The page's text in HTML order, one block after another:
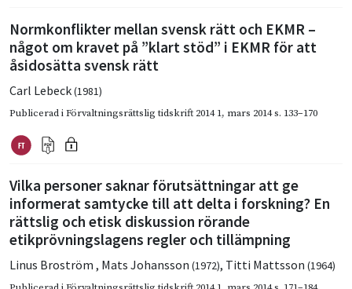
Normkonflikter mellan svensk rätt och EKMR –
något om kravet på ”klart stöd” i EKMR för att
åsidosätta svensk rätt
Carl Lebeck(1981)
Publicerad iFörvaltningsrättslig tidskrift 2014 1, mars 2014s. 133–170
Vilka personer saknar förutsättningar att ge
informerat samtycke till att delta i forskning? En
rättslig och etisk diskussion rörande
etikprövningslagens regler och tillämpning
Linus Broström , Mats Johansson (1972), Titti Mattsson (1964)